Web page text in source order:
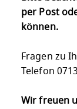
per Post
können.
Fragen zu
Telefon
Wir freuen